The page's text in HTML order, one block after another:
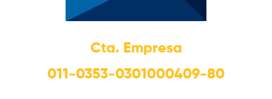
Cta. Empresa
011-0353-0301000409-80